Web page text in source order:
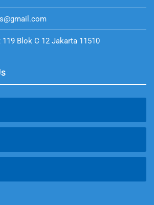
Blok C 12 Jakarta 11510